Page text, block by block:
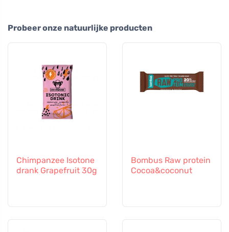
Probeer onze natuurlijke producten
Chimpanzee Isotone
drank Grapefruit 30g
Bombus Raw protein
Cocoa&coconut